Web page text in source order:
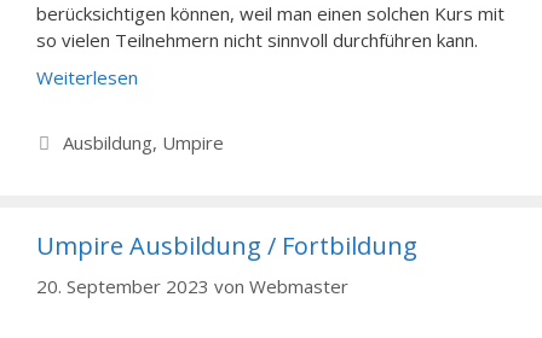
berücksichtigen können, weil man einen solchen Kurs mit
so vielen Teilnehmern nicht sinnvoll durchführen kann.
Weiterlesen
Kategorien
Ausbildung, Umpire
Umpire Ausbildung / Fortbildung
20. September 2023 von Webmaster